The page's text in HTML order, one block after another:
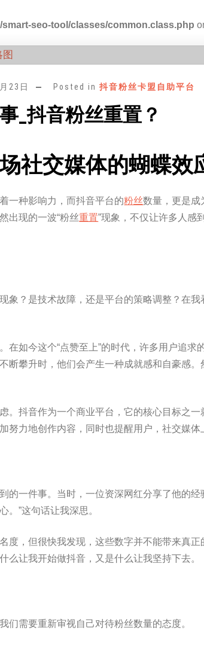
seo-tool/classes/common.class.php
23日 Posted in抖音粉丝卡盟自助平台
_抖音粉丝重置？
场社交媒体的蝴蝶效
一种影响力，而抖音平台的粉丝数量，更是成
出现的一波“粉丝重置”现象，不仅让许多人感
象？是技术故障，还是平台的策略调整？在
在如今这个“点赞至上”的时代，许多用户追求
断攀升时，他们会产生一种成就感和自豪感
。抖音作为一个商业平台，它的核心目标之
努力地创作内容，同时也提醒用户，社交媒体
的一件事。当时，一位资深网红分享了他的经
。”这句话让我深思。
度，但很快我发现，这些数字并不能带来真
么让我开始做抖音，又是什么让我坚持下去。
们需要重新审视自己对待粉丝数量的态度。